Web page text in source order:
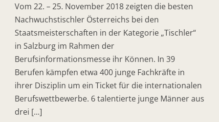
Vom 22. – 25. November 2018 zeigten die besten
Nachwuchstischler Österreichs bei den
Staatsmeisterschaften in der Kategorie „Tischler“
in Salzburg im Rahmen der
Berufsinformationsmesse ihr Können. In 39
Berufen kämpfen etwa 400 junge Fachkräfte in
ihrer Disziplin um ein Ticket für die internationalen
Berufswettbewerbe. 6 talentierte junge Männer aus
drei [...]